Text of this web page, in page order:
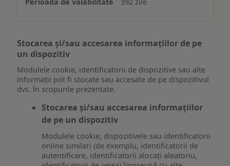
Stocarea și/sau accesarea informațiilor de pe
un dispozitiv
Modulele cookie, identificatorii de dispozitive sau alte
informații pot fi stocate sau accesate de pe dispozitivul
dvs. în scopurile prezentate.
Stocarea și/sau accesarea informațiilor
de pe un dispozitiv
Modulele cookie, dispozitivele sau identificatorii
online similari (de exemplu, identificatorii de
autentificare, identificatorii alocați aleatoriu,